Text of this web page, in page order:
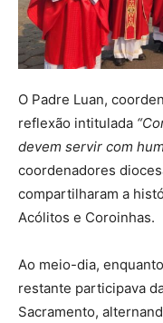
O Padre Luan,
reflexão intitulada
devem servir com
coordenadores
compartilharam a
Acólitos e Coroinhas.
Ao meio-dia,
restante participava
Sacramento,